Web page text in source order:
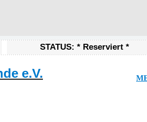
STATUS: * Reserviert *
e.V.